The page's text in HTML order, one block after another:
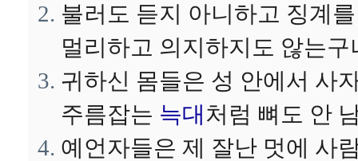
불러도 듣지 아니하고 징계
멀리하고 의지하지도 않는구
귀하신 몸들은 성 안에서 사
주름잡는 늑대처럼 뼈도 안
예언자들은 제 잘난 멋에 사